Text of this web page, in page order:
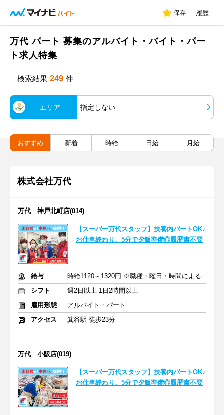
保存 履歴
万代 パート 募集のアルバイト・バイト・パー
ト求人特集
検索結果 249 件
エリア 指定しない
おすすめ 新着 時給 日給 月給
株式会社万代
万代 神戸北町店(014)
【スーパー万代スタッフ】扶養内パートOK♪
お仕事終わり、5分で夕飯準備◎履歴書不要
給与
時給1120～1320円 ※職種・曜日・時間による
シフト
週2日以上 1日2時間以上
雇用形態
アルバイト・パート
アクセス
箕谷駅 徒歩23分
万代 小阪店(019)
【スーパー万代スタッフ】扶養内パートOK♪
お仕事終わり、5分で夕飯準備◎履歴書不要